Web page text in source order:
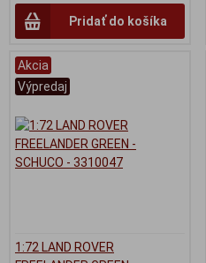
Pridať do košíka
Akcia
Výpredaj
1:72 LAND ROVER